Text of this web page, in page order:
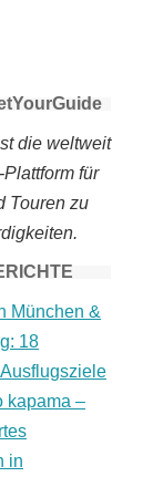
die weltweit
für
Touren zu
München &
18
kapama –
in